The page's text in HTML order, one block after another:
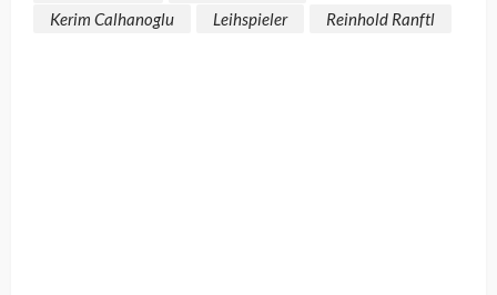
Kerim Calhanoglu
Leihspieler Reinhold Ranftl